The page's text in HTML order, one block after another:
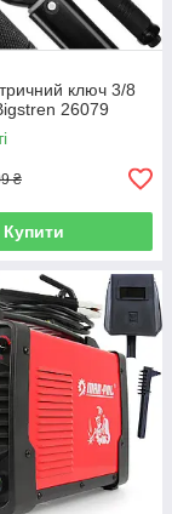
ключ 3/8
26079
₴
Купити